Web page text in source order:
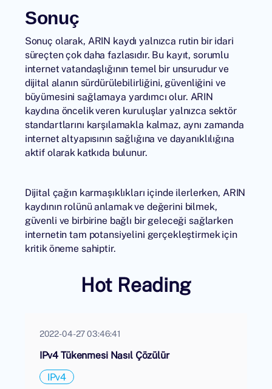
Sonuç
Sonuç olarak, ARIN kaydı yalnızca rutin bir idari
süreçten çok daha fazlasıdır. Bu kayıt, sorumlu
internet vatandaşlığının temel bir unsurudur ve
dijital alanın sürdürülebilirliğini, güvenliğini ve
büyümesini sağlamaya yardımcı olur. ARIN
kaydına öncelik veren kuruluşlar yalnızca sektör
standartlarını karşılamakla kalmaz, aynı zamanda
internet altyapısının sağlığına ve dayanıklılığına
aktif olarak katkıda bulunur.
Dijital çağın karmaşıklıkları içinde ilerlerken, ARIN
kaydının rolünü anlamak ve değerini bilmek,
güvenli ve birbirine bağlı bir geleceği sağlarken
internetin tam potansiyelini gerçekleştirmek için
kritik öneme sahiptir.
Hot Reading
2022-04-27 03:46:41
IPv4 Tükenmesi Nasıl Çözülür
IPv4